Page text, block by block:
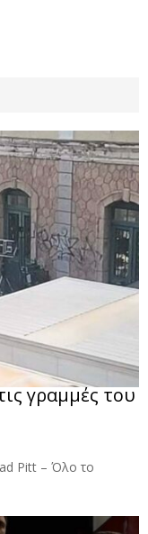
γραμμές του
Pitt – Όλο το